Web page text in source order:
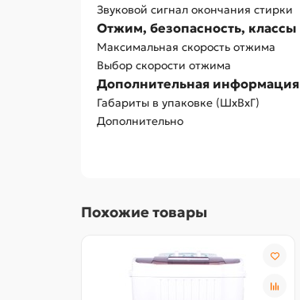
Звуковой сигнал окончания стирки
Отжим, безопасность, классы
Максимальная скорость отжима
Выбор скорости отжима
Дополнительная информация
Габариты в упаковке (ШxВxГ)
Дополнительно
Похожие товары